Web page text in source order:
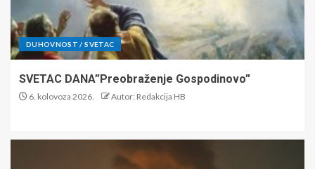
DUHOVNOST / SVETAC
SVETAC DANA”Preobraženje Gospodinovo”
6. kolovoza 2026. Autor: Redakcija HB